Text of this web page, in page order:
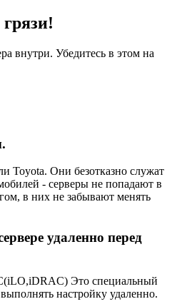
внутри. Убедитесь в этом на
Toyota. Они безотказно служат
- серверы не попадают в
в них не забывают менять
удаленно перед
Это специальный
настройку удаленно.